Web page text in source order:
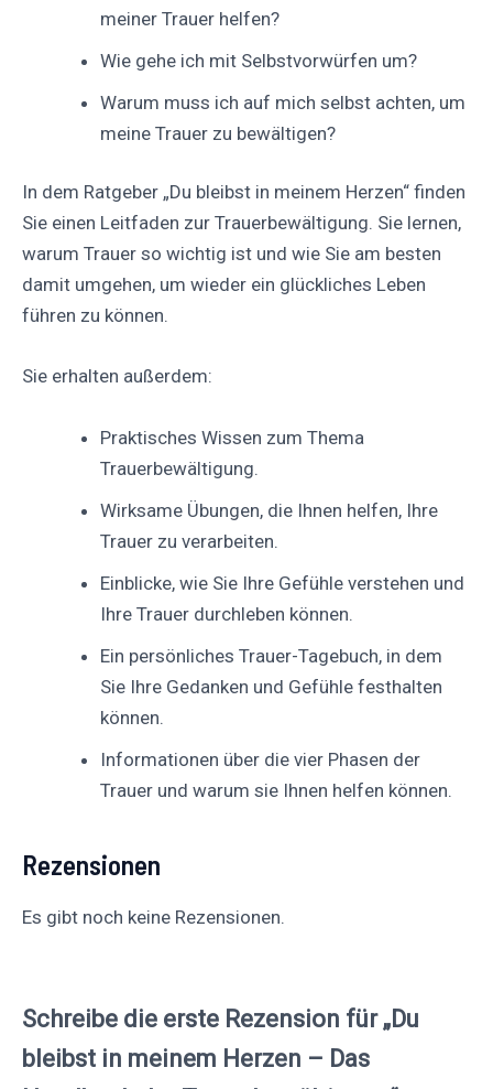
meiner Trauer helfen?
Wie gehe ich mit Selbstvorwürfen um?
Warum muss ich auf mich selbst achten, um
meine Trauer zu bewältigen?
In dem Ratgeber „Du bleibst in meinem Herzen“ finden
Sie einen Leitfaden zur Trauerbewältigung. Sie lernen,
warum Trauer so wichtig ist und wie Sie am besten
damit umgehen, um wieder ein glückliches Leben
führen zu können.
Sie erhalten außerdem:
Praktisches Wissen zum Thema
Trauerbewältigung.
Wirksame Übungen, die Ihnen helfen, Ihre
Trauer zu verarbeiten.
Einblicke, wie Sie Ihre Gefühle verstehen und
Ihre Trauer durchleben können.
Ein persönliches Trauer-Tagebuch, in dem
Sie Ihre Gedanken und Gefühle festhalten
können.
Informationen über die vier Phasen der
Trauer und warum sie Ihnen helfen können.
Rezensionen
Es gibt noch keine Rezensionen.
Schreibe die erste Rezension für „Du
bleibst in meinem Herzen – Das